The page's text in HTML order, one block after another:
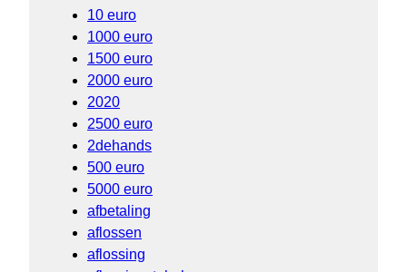
10 euro
1000 euro
1500 euro
2000 euro
2020
2500 euro
2dehands
500 euro
5000 euro
afbetaling
aflossen
aflossing